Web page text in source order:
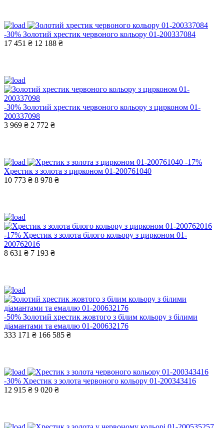
-30% Золотий хрестик червоного кольору 01-200337084
17 451 ₴ 12 188 ₴
-30% Золотий хрестик червоного кольору з цирконом 01-
200337098
3 969 ₴ 2 772 ₴
-17%
Хрестик з золота з цирконом 01-200761040
10 773 ₴ 8 978 ₴
-17% Хрестик з золота білого кольору з цирконом 01-
200762016
8 631 ₴ 7 193 ₴
-50% Золотий хрестик жовтого з білим кольору з білими
діамантами та емаллю 01-200632176
333 171 ₴ 166 585 ₴
-30% Хрестик з золота червоного кольору 01-200343416
12 915 ₴ 9 020 ₴